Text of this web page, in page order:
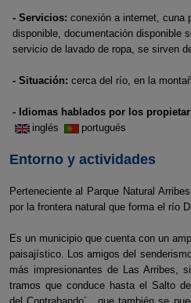
- Servicios: conexión a internet, cuna
disponible, documentación disponible
servicio de lavado de ropa, se sirven
- Situación: cerca del río, en la
- Idiomas hablados por los
inglés
portugués
Entorno y actividades
Perteneciente al Parque Natural
por la frontera natural que forma el río
Es un municipio que cuenta con un
paisajístico. Los amigos del
más impresionantes de Las Arribes,
tramos que conduce hasta el Salto